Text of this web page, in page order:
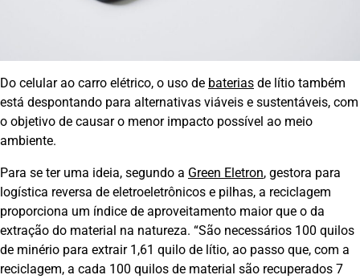
Do celular ao carro elétrico, o uso de baterias de lítio também
está despontando para alternativas viáveis e sustentáveis, com
o objetivo de causar o menor impacto possível ao meio
ambiente.
Para se ter uma ideia, segundo a Green Eletron, gestora para
logística reversa de eletroeletrônicos e pilhas, a reciclagem
proporciona um índice de aproveitamento maior que o da
extração do material na natureza. “São necessários 100 quilos
de minério para extrair 1,61 quilo de lítio, ao passo que, com a
reciclagem, a cada 100 quilos de material são recuperados 7